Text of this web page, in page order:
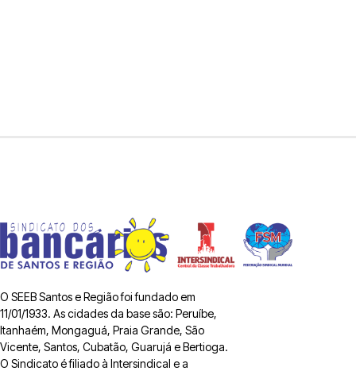
O SEEB Santos e Região foi fundado em
11/01/1933. As cidades da base são: Peruíbe,
Itanhaém, Mongaguá, Praia Grande, São
Vicente, Santos, Cubatão, Guarujá e Bertioga.
O Sindicato é filiado à Intersindical e a